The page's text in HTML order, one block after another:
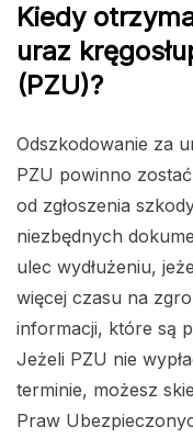
Kiedy
uraz
(PZU)?
Odszkodowanie za
PZU powinno
od zgłoszenia
niezbędnych
ulec wydłużeniu,
więcej czasu na
informacji, które są
Jeżeli PZU nie
terminie, możesz
Praw